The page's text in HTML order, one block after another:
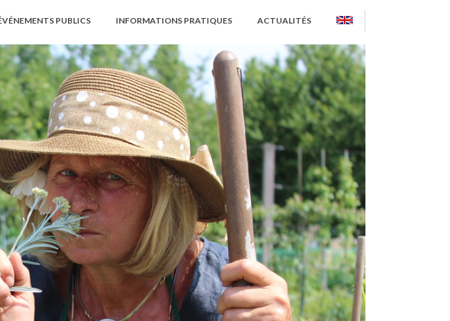
PUBLICS INFORMATIONS PRATIQUES ACTUALITÉS